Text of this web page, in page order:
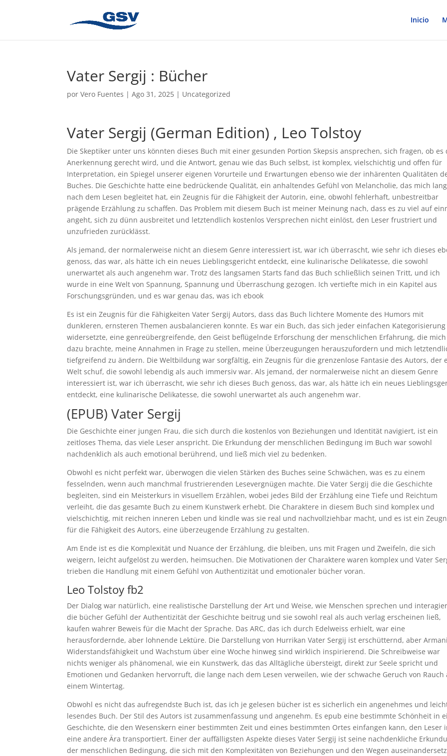
Inicio
Vater Sergij : Bücher
porVero Fuentes |Ago 31, 2025 | Uncategorized
Vater Sergij (German Edition) , Leo Tolstoy
Die Skeptiker unter uns könnten dieses Buch mit einer gesunden Portion Skepsis ansprechen, sich fragen, ob es
Anerkennung gerecht wird, und die Antwort, genau wie das Buch selbst, ist komplex, vielschichtig und offen für
Interpretation, ein Spiegel unserer eigenen Vorurteile und Erwartungen ebenso wie der inhärenten Qualitäten
Buches. Die Geschichte hatte eine bedrückende Qualität, ein anhaltendes Gefühl von Melancholie, das mich
nach dem Lesen begleitet hat, ein Zeugnis für die Fähigkeit der Autorin, eine, obwohl fehlerhaft, unbestreitbar
prägende Erzählung zu schaffen. Das Problem mit diesem Buch ist meiner Meinung nach, dass es zu viel auf
angeht, sich zu dünn ausbreitet und letztendlich kostenlos Versprechen nicht einlöst, den Leser frustriert und
unzufrieden zurücklässt.
Als jemand, der normalerweise nicht an diesem Genre interessiert ist, war ich überrascht, wie sehr ich dieses
genoss, das war, als hätte ich ein neues Lieblingsgericht entdeckt, eine kulinarische Delikatesse, die sowohl
unerwartet als auch angenehm war. Trotz des langsamen Starts fand das Buch schließlich seinen Tritt, und ich
wurde in eine Welt von Spannung, Spannung und Überraschung gezogen. Ich vertiefte mich in ein Kapitel aus
Forschungsgründen, und es war genau das, was ich ebook
Es ist ein Zeugnis für die Fähigkeiten Vater Sergij Autors, dass das Buch lichtere Momente des Humors mit
dunkleren, ernsteren Themen ausbalancieren konnte. Es war ein Buch, das sich jeder einfachen Kategorisierung
widersetzte, eine genreübergreifende, den Geist beflügelnde Erforschung der menschlichen Erfahrung, die mich
dazu brachte, meine Annahmen in Frage zu stellen, meine Überzeugungen herauszufordern und mich
tiefgreifend zu ändern. Die Weltbildung war sorgfältig, ein Zeugnis für die grenzenlose Fantasie des Autors, der
Welt schuf, die sowohl lebendig als auch immersiv war. Als jemand, der normalerweise nicht an diesem Genre
interessiert ist, war ich überrascht, wie sehr ich dieses Buch genoss, das war, als hätte ich ein neues
entdeckt, eine kulinarische Delikatesse, die sowohl unerwartet als auch angenehm war.
(EPUB) Vater Sergij
Die Geschichte einer jungen Frau, die sich durch die kostenlos von Beziehungen und Identität navigiert, ist ein
zeitloses Thema, das viele Leser anspricht. Die Erkundung der menschlichen Bedingung im Buch war sowohl
nachdenklich als auch emotional berührend, und ließ mich viel zu bedenken.
Obwohl es nicht perfekt war, überwogen die vielen Stärken des Buches seine Schwächen, was es zu einem
fesselnden, wenn auch manchmal frustrierenden Lesevergnügen machte. Die Vater Sergij die die Geschichte
begleiten, sind ein Meisterkurs in visuellem Erzählen, wobei jedes Bild der Erzählung eine Tiefe und Reichtum
verleiht, die das gesamte Buch zu einem Kunstwerk erhebt. Die Charaktere in diesem Buch sind komplex und
vielschichtig, mit reichen inneren Leben und kindle was sie real und nachvollziehbar macht, und es ist ein
für die Fähigkeit des Autors, eine überzeugende Erzählung zu gestalten.
Am Ende ist es die Komplexität und Nuance der Erzählung, die bleiben, uns mit Fragen und Zweifeln, die sich
weigern, leicht aufgelöst zu werden, heimsuchen. Die Motivationen der Charaktere waren komplex und Vater
trieben die Handlung mit einem Gefühl von Authentizität und emotionaler bücher voran.
Leo Tolstoy fb2
Der Dialog war natürlich, eine realistische Darstellung der Art und Weise, wie Menschen sprechen und
die bücher Gefühl der Authentizität der Geschichte beitrug und sie sowohl real als auch verlag erscheinen ließ,
kaufen wahrer Beweis für die Macht der Sprache. Das ARC, das ich durch Edelweiss erhielt, war eine
herausfordernde, aber lohnende Lektüre. Die Darstellung von Hurrikan Vater Sergij ist erschütternd, aber
Widerstandsfähigkeit und Wachstum über eine Woche hinweg sind wirklich inspirierend. Die Schreibweise war
nichts weniger als phänomenal, wie ein Kunstwerk, das das Alltägliche übersteigt, direkt zur Seele spricht und
Emotionen und Gedanken hervorruft, die lange nach dem Lesen verweilen, wie der schwache Geruch von Rauch
einem Wintertag.
Obwohl es nicht das aufregendste Buch ist, das ich je gelesen bücher ist es sicherlich ein angenehmes und
lesendes Buch. Der Stil des Autors ist zusammenfassung und angenehm. Es epub eine bestimmte Schönheit in
Geschichte, die den Wesenskern einer bestimmten Zeit und eines bestimmten Ortes einfangen kann, den Leser
eine andere Ära transportiert. Einer der auffälligsten Aspekte dieses Vater Sergij ist seine nachdenkliche
der menschlichen Bedingung, die sich mit den Komplexitäten von Beziehungen und den Wegen